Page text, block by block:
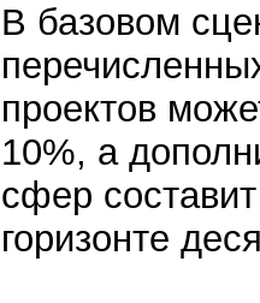
В базовом
проектов
10%, а
сфер
горизонте